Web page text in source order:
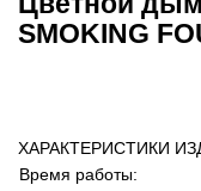
SMOKING
ХАРАКТЕРИСТИКИ
Время работы: